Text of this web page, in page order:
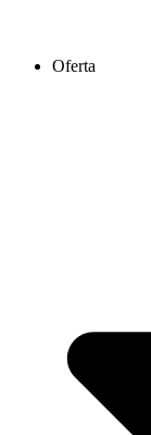
Oferta